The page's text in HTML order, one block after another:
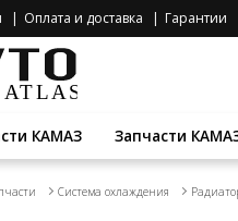
Оплата и доставка Гарантии
КАМАЗ Запчасти
Система охлаждения